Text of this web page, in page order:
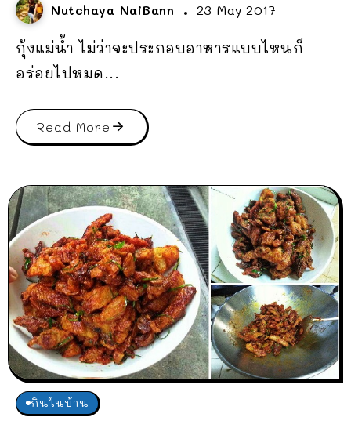
Nutchaya NaiBann 23 May 2017
กุ้งแม่น้ำ ไม่ว่าจะประกอบอาหารแบบไหนก็
อร่อยไปหมด...
Read More
กินในบ้าน